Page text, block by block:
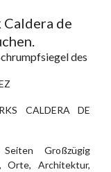
de
des
CALDERA DE
Großzügig
Orte, Architektur,